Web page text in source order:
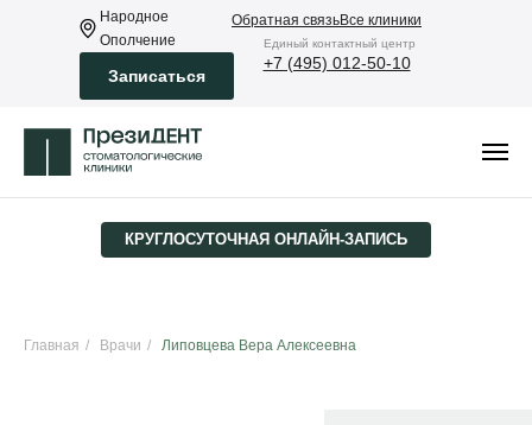
Обратная связьВсе клиники
Eдиный контактный центр
+7 (495) 012-50-10
Народное
Ополчение
Записаться
КРУГЛОСУТОЧНАЯ ­ОНЛАЙН-ЗАПИСЬ
Главная / Врачи / Липовцева Вера Алексеевна